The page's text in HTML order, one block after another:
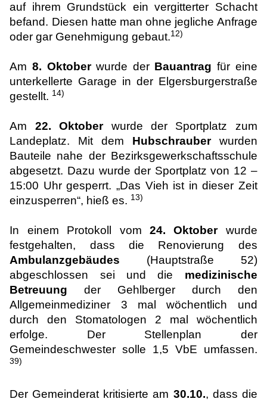
auf ihrem Grundstück ein vergitterter Schacht
befand. Diesen hatte man ohne jegliche Anfrage
oder gar Genehmigung gebaut.12)
Am8. Oktoberwurde der Bauantrag für eine
unterkellerte Garage in der Elgersburgerstraße
gestellt. 14)
Am 22. Oktoberwurde der Sportplatz zum
Landeplatz. Mit dem Hubschrauberwurden
Bauteile nahe der Bezirksgewerkschaftsschule
abgesetzt. Dazu wurde der Sportplatz von 12 –
15:00 Uhr gesperrt. „Das Vieh ist in dieser Zeit
einzusperren“, hieß es. 13)
In einem Protokoll vom 24. Oktoberwurde
festgehalten, dass die Renovierung des
Ambulanzgebäudes (Hauptstraße 52)
abgeschlossen sei und die medizinische
Betreuung der Gehlberger durch den
Allgemeinmediziner 3 mal wöchentlich und
durch den Stomatologen 2 mal wöchentlich
erfolge. Der Stellenplan der
Gemeindeschwester solle 1,5 VbE umfassen.
39)
Der Gemeinderat kritisierte am 30.10., dass die